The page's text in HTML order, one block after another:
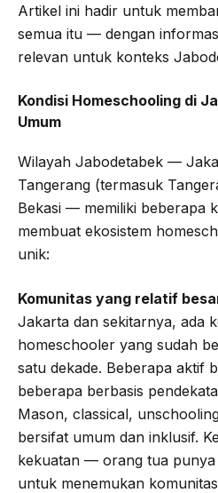
Artikel ini hadir untuk
semua itu — dengan
relevan untuk konteks
Kondisi Homeschooling di
Umum
Wilayah Jabodetabek —
Tangerang (termasuk
Bekasi — memiliki beberapa
membuat ekosistem
unik:
Komunitas yang relatif
Jakarta dan sekitarnya, ada
homeschooler yang sudah
satu dekade. Beberapa aktif
beberapa berbasis
Mason, classical,
bersifat umum dan inklusif.
kekuatan — orang tua
untuk menemukan